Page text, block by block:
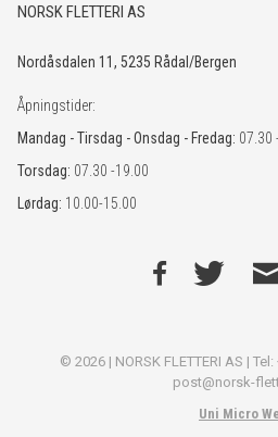
NORSK FLETTERI AS
Nordåsdalen 11, 5235 Rådal/Bergen
Åpningstider:
Mandag - Tirsdag - Onsdag - Fredag: 07.30
Torsdag: 07.30 -19.00
Lørdag: 10.00-15.00
© 2026 | NORSK FLETTERI AS |
post@norsk-
Uni Micro